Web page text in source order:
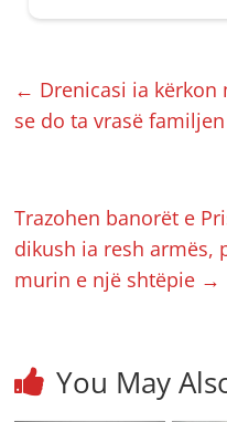
← Drenicasi ia kërkon
se do ta vrasë
Trazohen banorët e
dikush ia resh armës,
murin e një shtëpie →
You May